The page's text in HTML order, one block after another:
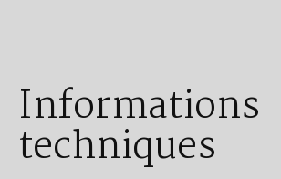
Informations
techniques